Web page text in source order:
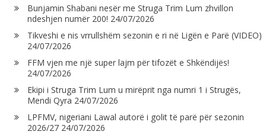
Bunjamin Shabani nesër me Struga Trim Lum zhvillon
ndeshjen numër 200! 24/07/2026
Tikveshi e nis vrrullshëm sezonin e ri në Ligën e Parë (VIDEO)
24/07/2026
FFM vjen me një super lajm për tifozët e Shkëndijës!
24/07/2026
Ekipi i Struga Trim Lum u mirëprit nga numri 1 i Strugës,
Mendi Qyra 24/07/2026
LPFMV, nigeriani Lawal autorë i golit të parë për sezonin
2026/27 24/07/2026